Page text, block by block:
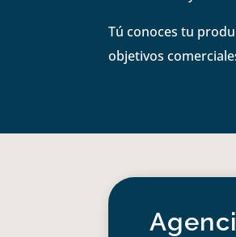
Tú conoces tu
objetivos